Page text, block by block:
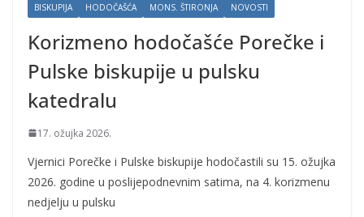
BISKUPIJA HODOČAŠĆA MONS. ŠTIRONJA NOVOSTI
Korizmeno hodočašće Porečke i
Pulske biskupije u pulsku
katedralu
17. ožujka 2026.
Vjernici Porečke i Pulske biskupije hodočastili su 15. ožujka
2026. godine u poslijepodnevnim satima, na 4. korizmenu
nedjelju u pulsku